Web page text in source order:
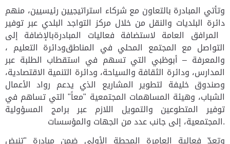
وتأتي المبادرة بالتعاون مع شركاء استراتيجيين رئيسيين، منهم
دائرة البلديات والنقل من خلال مركز التواجد البلدي عبر توفير
بالإضافة إلى
التواصل مع المجتمع المحلي في المناطق ، ودائرة التعليم
والمعرفة – أبوظبي التي تسهم في استقطاب الطلبة عبر
المدارس، ودائرة الثقافة والسياحة، ودائرة التنمية الاقتصادية،
وصندوق خليفة لتطوير المشاريع الذي يدعم رواد الأعمال
الشباب، وهيئة المساهمات المجتمعية "معاً" التي تساهم في
توفير المتطوعين والتمويل اللازم عبر برامج المسؤولية
المجتمعية، إلى جانب عدد من الجهات والمؤسسات.
وتعدّ فعالية العامرة المحطة الأولى ضمن مبادرة "تنبض